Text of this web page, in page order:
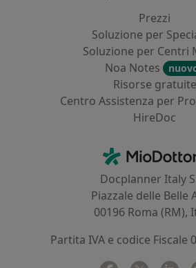
Prezzi
Soluzione per
Soluzione per Centri
Noa Notes
Risorse gratuite
Centro Assistenza per
HireDoc
Docplanner Italy
Piazzale delle Belle
00196 Roma (RM),
Partita IVA e codice Fiscale